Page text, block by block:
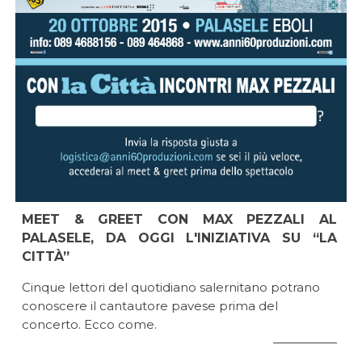
MEET & GREET CON MAX PEZZALI AL
PALASELE, DA OGGI L'INIZIATIVA SU “LA
CITTÀ”
Cinque lettori del quotidiano salernitano potrano
conoscere il cantautore pavese prima del
concerto. Ecco come.